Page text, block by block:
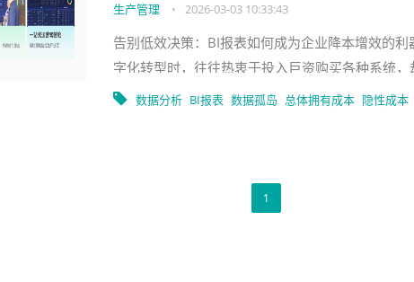
生产管理 • 2026-03-03 10:33:43
告别低效决策：BI报表如何成为企业降本增效的
字化转型时，往往热衷于投入巨资购买各种系统
正产生经济效益。钱花出去了，报表也做了
数据分析 BI报表 数据孤岛 总体拥有成本 隐性成本
1